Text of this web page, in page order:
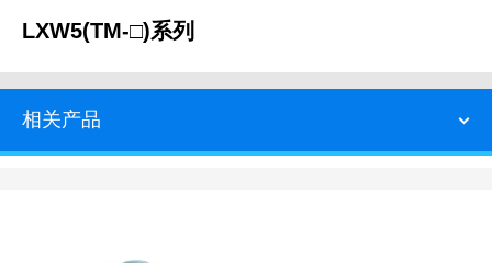
LXW5(TM-□)系列
相关产品